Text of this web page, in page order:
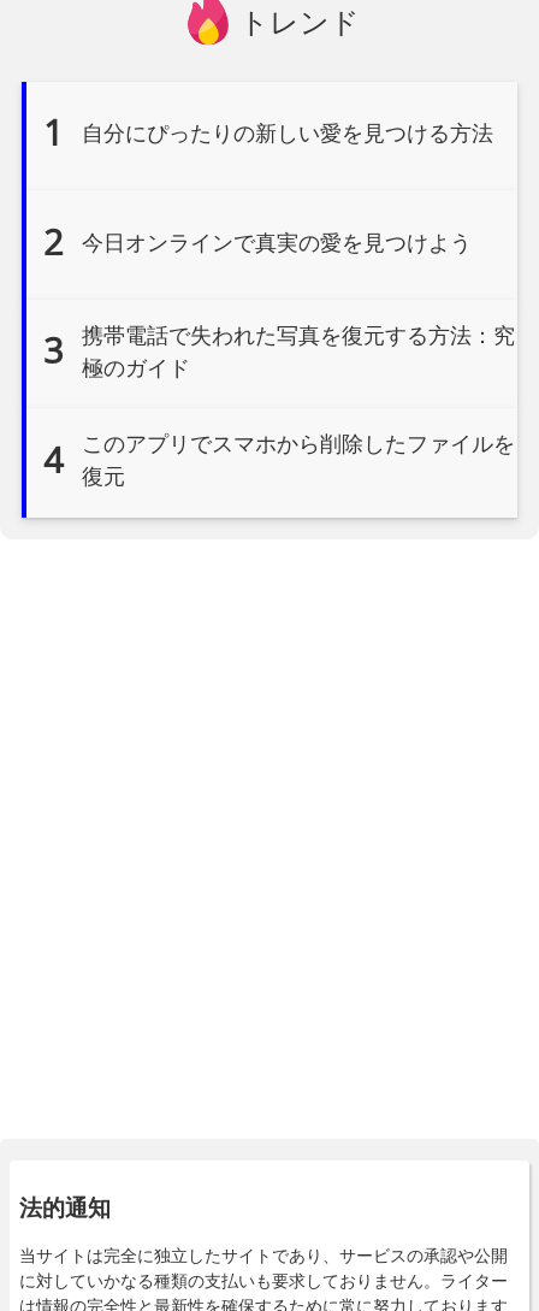
トレンド
1 自分にぴったりの新しい愛を見つける方法
2 今日オンラインで真実の愛を見つけよう
3
携帯電話で失われた写真を復元する方法：究
極のガイド
4
このアプリでスマホから削除したファイルを
復元
法的通知
当サイトは完全に独立したサイトであり、サービスの承認や公開
に対していかなる種類の支払いも要求しておりません。ライター
は情報の完全性と最新性を確保するために常に努力しております